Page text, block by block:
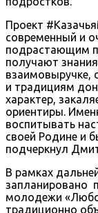
Проект
современный и
подрастающим
получают
взаимовыручке,
и традициям
характер,
ориентиры.
воспитывать
своей Родине и
подчеркнул
В рамках
запланировано
молодежи
традиционно